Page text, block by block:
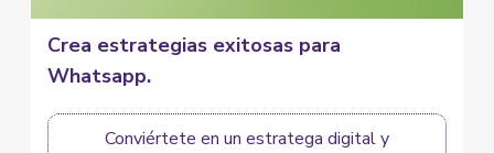
Crea estrategias exitosas para
Whatsapp.
Conviértete en un estratega digital y